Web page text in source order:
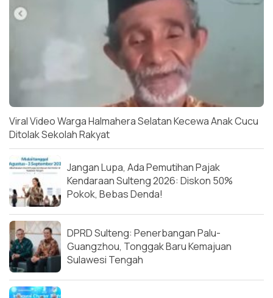
Viral Video Warga Halmahera Selatan Kecewa Anak Cucu
Ditolak Sekolah Rakyat
Jangan Lupa, Ada Pemutihan Pajak
Kendaraan Sulteng 2026: Diskon 50%
Pokok, Bebas Denda!
DPRD Sulteng: Penerbangan Palu-
Guangzhou, Tonggak Baru Kemajuan
Sulawesi Tengah